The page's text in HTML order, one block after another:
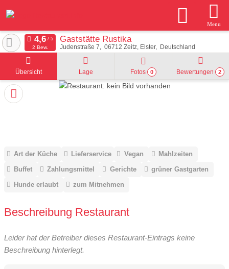
Menu
Gaststätte Rustika
Judenstraße 7 06712 Zeitz, Elster Deutschland
2 Bew.
Übersicht Lage Fotos 0 Bewertungen 2
Art der Küche Lieferservice Vegan
Mahlzeiten
Buffet
Zahlungsmittel Gerichte
grüner Gastgarten
Hunde erlaubt
zum Mitnehmen
Beschreibung Restaurant
Leider hat der Betreiber dieses Restaurant-Eintrags keine
Beschreibung hinterlegt.